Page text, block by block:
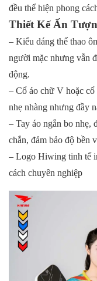
đều thể hiện phong
Thiết Kế Ấn
– Kiểu dáng thể thao
người mặc nhưng vẫn
động.
– Cổ áo chữ V hoặc
nhẹ nhàng nhưng đầy
– Tay áo ngắn bo nhẹ,
chắn, đảm bảo độ bền
– Logo Hiwing tinh tế
cách chuyên nghiệp